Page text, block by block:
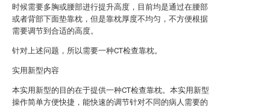
时候需要多胸或腰部进行提升高度，目前均是通过在腰部
或者背部下面垫靠枕，但是靠枕厚度不均匀，不方便根据
需要调节到合适的高度。
针对上述问题，所以需要一种CT检查靠枕。
实用新型内容
本实用新型的目的在于提供一种CT检查靠枕。本实用新型
操作简单方便快捷，能快速的调节针对不同的病人需要的